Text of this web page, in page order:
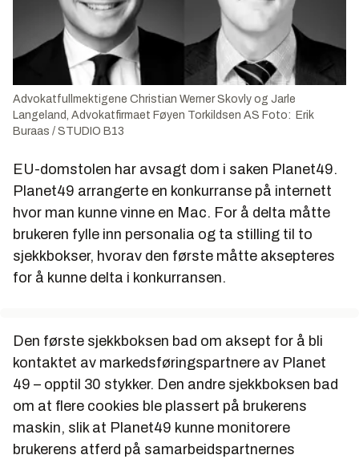
Advokatfullmektigene Christian Werner Skovly og Jarle
Langeland, Advokatfirmaet Føyen Torkildsen AS Foto: Erik
Buraas / STUDIO B13
EU-domstolen har avsagt dom i saken Planet49.
Planet49 arrangerte en konkurranse på internett
hvor man kunne vinne en Mac. For å delta måtte
brukeren fylle inn personalia og ta stilling til to
sjekkbokser, hvorav den første måtte aksepteres
for å kunne delta i konkurransen.
Den første sjekkboksen bad om aksept for å bli
kontaktet av markedsføringspartnere av Planet
49 – opptil 30 stykker. Den andre sjekkboksen bad
om at flere cookies ble plassert på brukerens
maskin, slik at Planet49 kunne monitorere
brukerens atferd på samarbeidspartnernes